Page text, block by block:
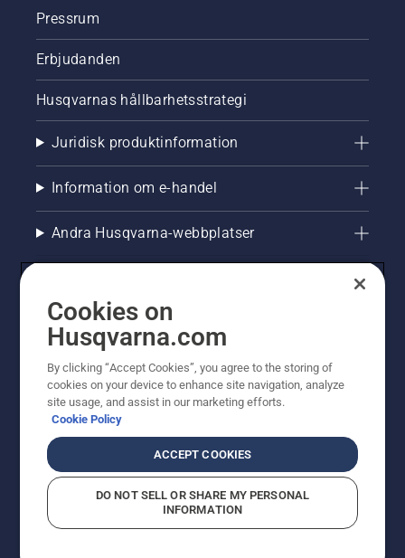
Pressrum
Erbjudanden
Husqvarnas hållbarhetsstrategi
Juridisk produktinformation
Information om e-handel
Andra Husqvarna-webbplatser
© Husqvarna AB (publ). All rights reserved. Priserna
som visas är rekommenderade cirkapriser. Alla angivna
priser är rekommenderade försäljningspriser (inkl.
moms) om inte produkten är tillgänglig för direkt köp.
CookiepolicyAnvändningsvillkor Sekretessmeddelande
Företagsinformation
Cookies on
Husqvarna.com
By clicking “Accept Cookies”, you agree to the storing of
cookies on your device to enhance site navigation, analyze
site usage, and assist in our marketing efforts.
Cookie Policy
ACCEPT COOKIES
DO NOT SELL OR SHARE MY PERSONAL
INFORMATION